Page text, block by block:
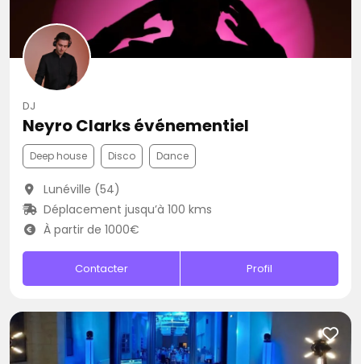
DJ
Neyro Clarks événementiel
Deep house Disco Dance
Lunéville (54)
Déplacement jusqu’à 100 kms
À partir de 1000€
Contacter Profil